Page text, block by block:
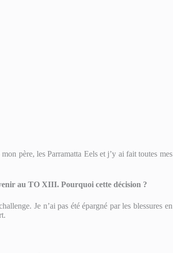
père, les Parramatta Eels et j’y ai fait toutes mes
au TO XIII. Pourquoi cette décision ?
Je n’ai pas été épargné par les blessures en